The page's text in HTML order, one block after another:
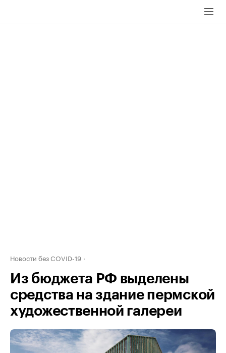
Новости без COVID-19
Из бюджета РФ выделены
средства на здание пермской
художественной галереи